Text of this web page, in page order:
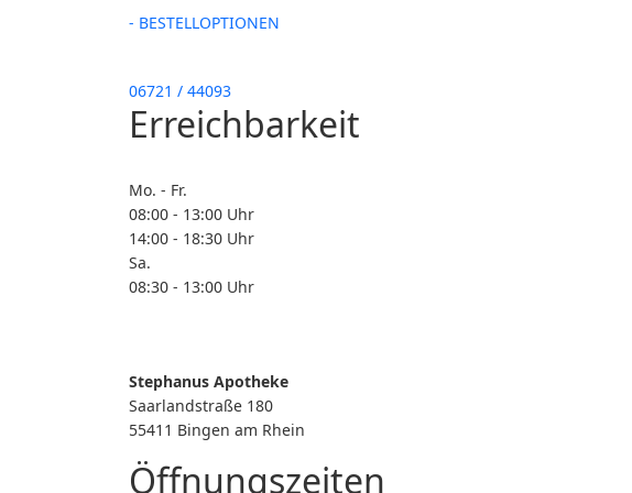
- BESTELLOPTIONEN
06721 / 44093
Erreichbarkeit
Mo. - Fr.
08:00 - 13:00 Uhr
14:00 - 18:30 Uhr
Sa.
08:30 - 13:00 Uhr
Stephanus Apotheke
Saarlandstraße 180
55411 Bingen am Rhein
Öffnungszeiten